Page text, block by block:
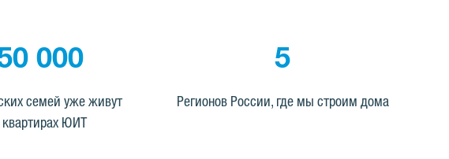
000
семей уже живут
квартирах ЮИТ
5
Регионов России, где мы строим дома